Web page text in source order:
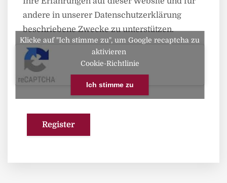
andere in unserer Datenschutzerklärung
beschriebene Zwecke zu unterstützen.
Klicke auf "Ich stimme zu", um Google recaptcha zu
aktivieren
Cookie-Richtlinie
Ich stimme zu